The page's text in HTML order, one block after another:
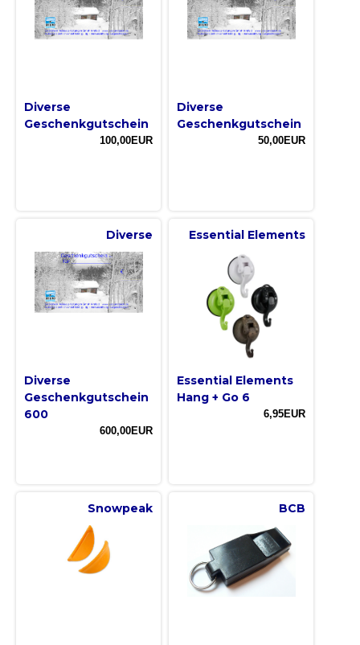
Diverse
Geschenkgutschein
100,00EUR
Diverse
Geschenkgutschein
50,00EUR
Diverse
Diverse
Geschenkgutschein
600
600,00EUR
Essential Elements
Essential Elements
Hang + Go 6
6,95EUR
Snowpeak BCB